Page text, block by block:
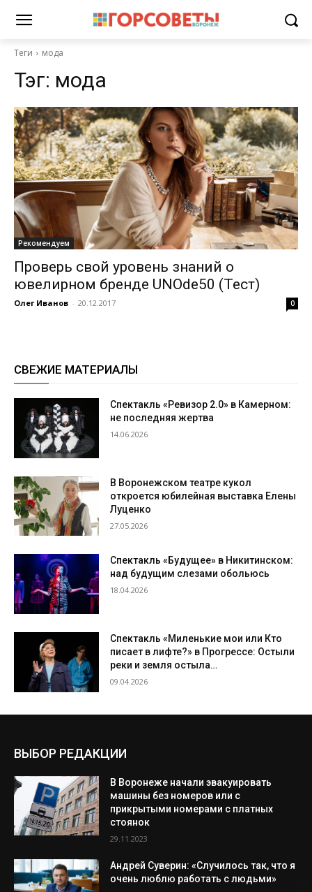
Теги мода
Тэг: мода
Рекомендуем
Проверь свой уровень знаний о
ювелирном бренде UNOde50 (Тест)
Олег Иванов - 20.12.2017 0
СВЕЖИЕ МАТЕРИАЛЫ
Спектакль «Ревизор 2.0» в Камерном:
не последняя жертва
14.06.2026
В Воронежском театре кукол
откроется юбилейная выставка Елены
Луценко
27.05.2026
Спектакль «Будущее» в Никитинском:
над будущим слезами обольюсь
18.04.2026
Спектакль «Миленькие мои или Кто
писает в лифте?» в Прогрессе: Остыли
реки и земля остыла…
09.04.2026
ВЫБОР РЕДАКЦИИ
В Воронеже начали эвакуировать
машины без номеров или с
прикрытыми номерами с платных
стоянок
29.11.2023
Андрей Суверин: «Случилось так, что я
очень люблю работать с людьми»